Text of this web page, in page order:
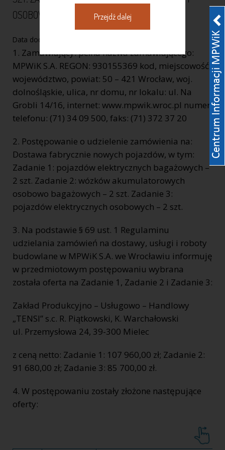
OSOBOWYCH – 2 SZT
Data dodania:
1. Zamawiający: pełna nazwa zamawiającego:
MPWiK S.A. REGON: 930155369 kod, miejscowość,
województwo, powiat: 50 – 421 Wrocław, woj.
dolnośląskie, ulica, nr domu, nr lokalu: ul. Na
Grobli 14/16, internet: www.mpwik.wroc.pl numer
telefonu: (71) 34 09 500, faks: (71) 372 37 20
2. Postępowanie o udzielenie zamówienia na:
Dostawa fabrycznie nowych pojazdów, w tym:
Zadanie 1: pojazdów elektrycznych bagażowych –
2 szt. Zadanie 2: wózków akumulatorowych
osobowo bagażowych – 2 szt. Zadanie 3:
pojazdów elektrycznych osobowych – 2 szt.
3. Na podstawie § 69 ust. 1 Regulaminu
udzielania zamówień na dostawy, usługi i roboty
budowlane w MPWiK S.A. we Wrocławiu informuję
w przedmiotowym postępowaniu wybrana
została oferta na Zadanie 1, Zadanie 2 i Zadanie 3:
Zakład Produkcyjno – Usługowo – Handlowy
„TENSI” s.c. R. Piątkowski, K. Warchałowski
ul. Przemysłowa 24, 39-300 Mielec
z ceną netto: Zadanie 1: 107 960,00 zł; Zadanie 2:
91 680,00 zł; Zadanie 3: 85 700,00 zł.
4. W postępowaniu zostały złożone następujące
oferty:
Przejdź dalej